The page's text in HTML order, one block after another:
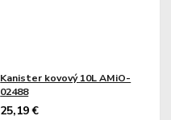
Kanister kovový 10L AMiO-
02488
25,19 €